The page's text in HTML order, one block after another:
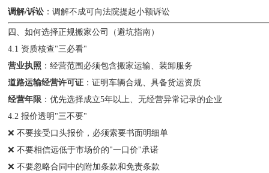
调解/诉讼：调解不成可向法院提起小额诉讼
四、如何选择正规搬家公司（避坑指南）
4.1 资质核查"三必看"
营业执照 ：经营范围必须包含搬家运输、装卸服务
道路运输经营许可证 ：证明车辆合规、具备货运资质
经营年限 ：优先选择成立5年以上、无经营异常记录的企业
4.2 报价透明"三不要"
❌ 不要接受口头报价，必须索要书面明细单
❌ 不要相信远低于市场价的"一口价"承诺
❌ 不要忽略合同中的附加条款和免责条款